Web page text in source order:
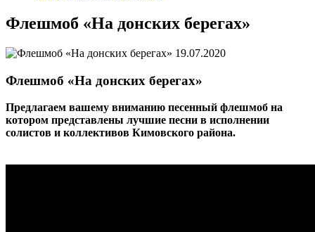
Флешмоб «На донских берегах»
19.07.2020
Флешмоб «На донских берегах»
Предлагаем вашему вниманию песенный флешмоб на
котором представлены лучшие песни в исполнении
солистов и коллективов Кимовского района.